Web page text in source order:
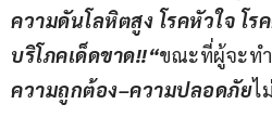
ความดันโลหิตสูง โรคหัวใจ โร
บริโภคเด็ดขาด!!“ขณะที่ผู้จะทำ
ความถูกต้อง–ความปลอดภัยไ